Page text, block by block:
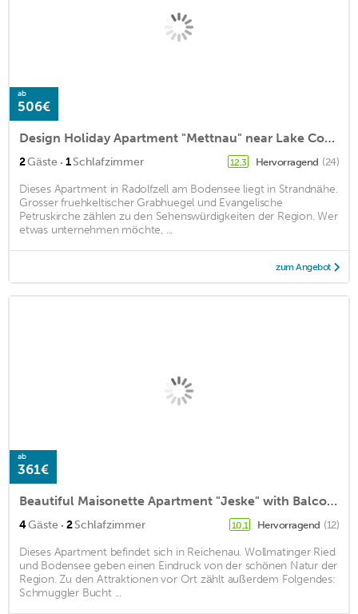
ab
506€
Design Holiday Apartment "Mettnau" near Lake Constance with Wi-Fi, Terrace & Garden
2Gäste · 1Schlafzimmer 12,3 Hervorragend (24)
Dieses Apartment in Radolfzell am Bodensee liegt in Strandnähe.
Grosser fruehkeltischer Grabhuegel und Evangelische
Petruskirche zählen zu den Sehenswürdigkeiten der Region. Wer
etwas unternehmen möchte, ...
zum Angebot
ab
361€
Beautiful Maisonette Apartment "Jeske" with Balcony & Wi-Fi
4Gäste · 2Schlafzimmer 10,1 Hervorragend (12)
Dieses Apartment befindet sich in Reichenau. Wollmatinger Ried
und Bodensee geben einen Eindruck von der schönen Natur der
Region. Zu den Attraktionen vor Ort zählt außerdem Folgendes:
Schmuggler Bucht ...